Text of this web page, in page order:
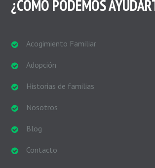
¿CÓMO PODEMOS
Acogimiento Familiar
Adopción
Historias de familias
Nosotros
Blog
Contacto